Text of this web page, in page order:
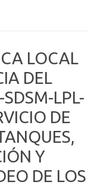
LOCAL
DEL
LPL-
DE
Y
DE LOS